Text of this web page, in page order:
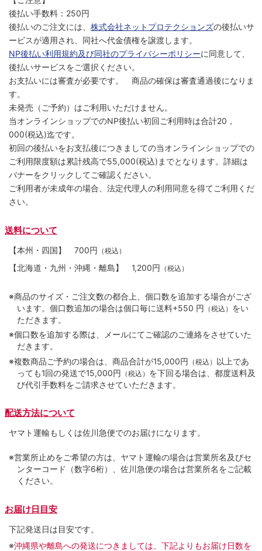
後払い手数料：250円
後払いのご注文には、 株式会社ネットプロテクションズの後払いサ
ービスが適用され、同社へ代金債権を譲渡します。
NP後払い利用規約及び同社のプライバシーポリシーに同意して、
後払いサービスをご選択ください。
お支払いには審査が必要です。 商品の確保は審査通過後になりま
す。
未発売（ご予約）はご利用いただけません。
当オンラインショップでのNP後払い初回ご利用時は合計20，
000(税込)迄です。
初回の後払いをお支払後につきましての当オンラインショップでの
ご利用限度額は累計残高で55,000(税込)までとなります。詳細は
バナーをクリックしてご確認ください。
ご利用者が未成年の場合、法定代理人の利用同意を得てご利用くだ
さい。
送料について
【本州・四国】 700円 （税込）
【北海道・九州・沖縄・離島】 1,200円 （税込）
※商品のサイズ・ご注文数の都合上、個口数を追加する場合がござ
います。個口数追加の場合は個口毎に送料+550 円 （税込） をい
ただきます。
※個口数を追加する際は、メールにてご確認のご連絡をさせていた
だきます。
※複数商品ご予約の場合は、商品合計が15,000円 （税込） 以上であ
っても1回の発送で15,000円 （税込） を下回る場合は、都度送料及
び代引手数料をご請求させていただきます。
配送方法について
ヤマト運輸もしくは佐川急便でのお届けになります。
※営業所止めをご希望の方は、ヤマト運輸の場合は営業所名及びセ
ンターコード（数字6桁）、佐川急便の場合は営業所名をご記載
ください。
お届け日目安
下記発送日は目安です。
※沖縄県や離島への発送につきましては、下記よりもお届け日数を